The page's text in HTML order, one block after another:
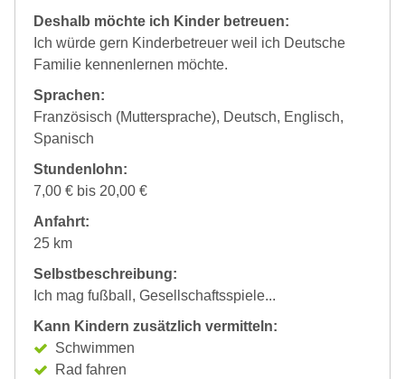
Deshalb möchte ich Kinder betreuen:
Ich würde gern Kinderbetreuer weil ich Deutsche
Familie kennenlernen möchte.
Sprachen:
Französisch (Muttersprache), Deutsch, Englisch,
Spanisch
Stundenlohn:
7,00 € bis 20,00 €
Anfahrt:
25 km
Selbstbeschreibung:
Ich mag fußball, Gesellschaftsspiele...
Kann Kindern zusätzlich vermitteln:
Schwimmen
Rad fahren